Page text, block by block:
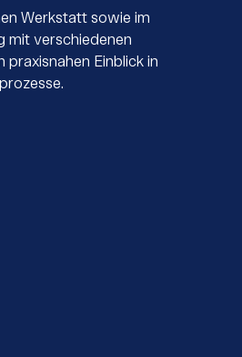
Werkstatt sowie im
mit verschiedenen
praxisnahen Einblick in